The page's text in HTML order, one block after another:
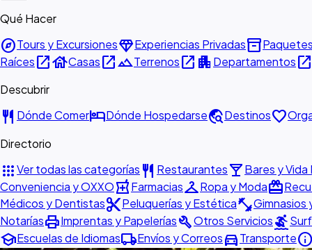
Qué Hacer
exploreTours y ExcursionesdiamondExperiencias Privadasinventory_2Paquetes
Raícesopen_in_newhouseCasasopen_in_newlandscapeTerrenosopen_in_new apartmentDepartamentosopen_in_new
Descubrir
restaurant Dónde ComerhotelDónde Hospedarsetravel_exploreDestinosfavorite
Directorio
appsVer todas las categorías restaurant Restauranteslocal_barBares y
Conveniencia y OXXOlocal_pharmacyFarmaciascheckroomRopa y Modaredeem
Médicos y Dentistascontent_cutPeluquerías y Estéticafitness_centerGimnasios
NotaríasprintImprentas y PapeleríasbuildOtros Serviciossurfing
schoolEscuelas de Idiomaslocal_shippingEnvíos y Correosdirections_carTransporteinfo